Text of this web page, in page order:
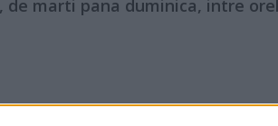
marti pana duminica, intre